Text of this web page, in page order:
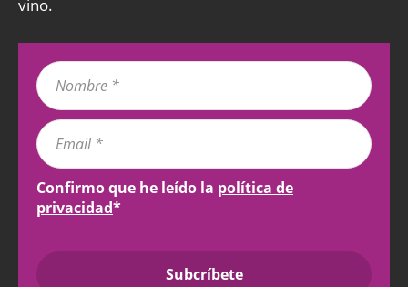
vino.
Confirmo que he leído la política de
privacidad*